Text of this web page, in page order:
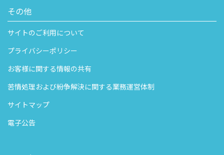
その他
サイトのご利用について
プライバシーポリシー
お客様に関する情報の共有
苦情処理および紛争解決に関する業務運営体制
サイトマップ
電子公告